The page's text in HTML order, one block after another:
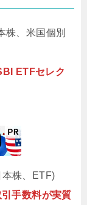
株、米国個別
ETFセレク
本株、ETF)
手数料が実質